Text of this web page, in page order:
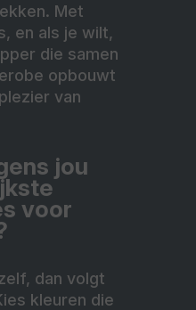
Met
en als je wilt,
die samen
opbouwt
van
jou
voor
dan volgt
kleuren die